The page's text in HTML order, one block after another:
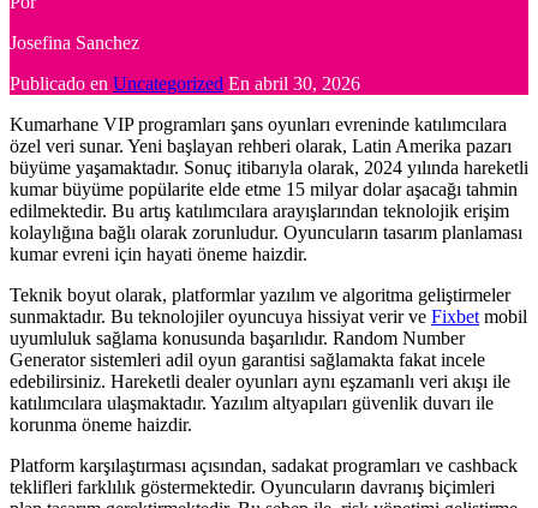
Josefina Sanchez
Publicado en Uncategorized En abril 30, 2026
Kumarhane VIP programları şans oyunları evreninde katılımcılara
özel veri sunar. Yeni başlayan rehberi olarak, Latin Amerika pazarı
büyüme yaşamaktadır. Sonuç itibarıyla olarak, 2024 yılında hareketli
kumar büyüme popülarite elde etme 15 milyar dolar aşacağı tahmin
edilmektedir. Bu artış katılımcılara arayışlarından teknolojik erişim
kolaylığına bağlı olarak zorunludur. Oyuncuların tasarım planlaması
kumar evreni için hayati öneme haizdir.
Teknik boyut olarak, platformlar yazılım ve algoritma geliştirmeler
sunmaktadır. Bu teknolojiler oyuncuya hissiyat verir ve Fixbet mobil
uyumluluk sağlama konusunda başarılıdır. Random Number
Generator sistemleri adil oyun garantisi sağlamakta fakat incele
edebilirsiniz. Hareketli dealer oyunları aynı eşzamanlı veri akışı ile
katılımcılara ulaşmaktadır. Yazılım altyapıları güvenlik duvarı ile
korunma öneme haizdir.
Platform karşılaştırması açısından, sadakat programları ve cashback
teklifleri farklılık göstermektedir. Oyuncuların davranış biçimleri